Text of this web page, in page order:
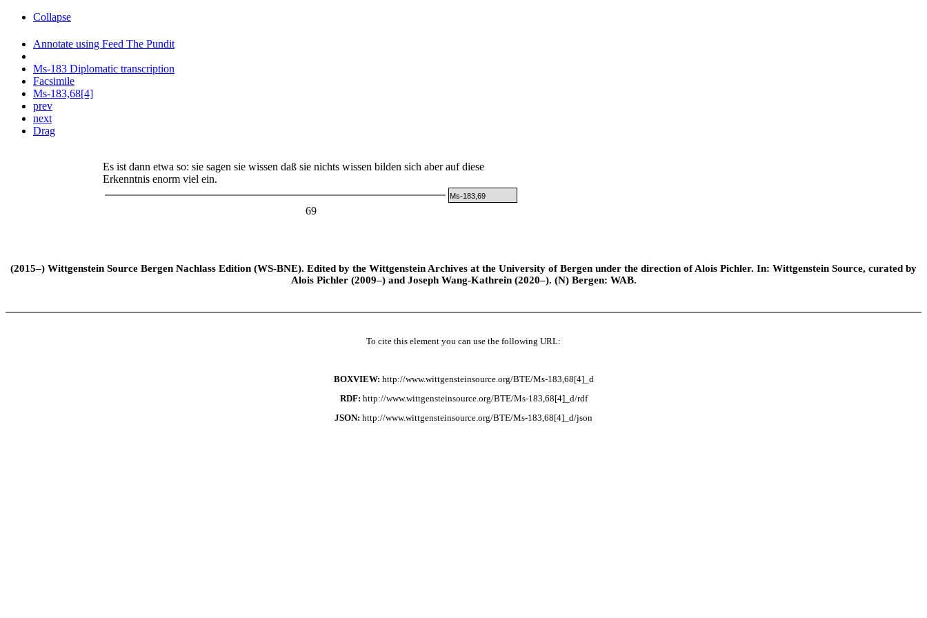
Collapse
Annotate using Feed The Pundit
Ms-183 Diplomatic transcription
Facsimile
Ms-183,68[4]
prev
next
Drag
Es ist dann etwa so: sie sagen sie wissen daß sie nichts wissen bilden sich aber auf diese
Erkenntnis enorm viel ein.
Ms-183,69
69
(2015–) Wittgenstein Source Bergen Nachlass Edition (WS-BNE). Edited by the Wittgenstein Archives at the University of Bergen under the direction of Alois Pichler. In: Wittgenstein Source, curated by
Alois Pichler (2009–) and Joseph Wang-Kathrein (2020–). (N) Bergen: WAB.
To cite this element you can use the following URL:
BOXVIEW: http://www.wittgensteinsource.org/BTE/Ms-183,68[4]_d
RDF: http://www.wittgensteinsource.org/BTE/Ms-183,68[4]_d/rdf
JSON: http://www.wittgensteinsource.org/BTE/Ms-183,68[4]_d/json